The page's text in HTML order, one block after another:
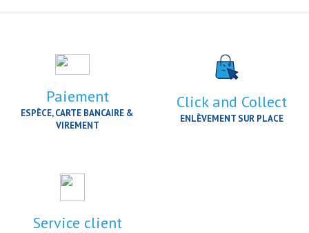
Paiement
ESPÈCE, CARTE BANCAIRE &
VIREMENT
Click and Collect
ENLÈVEMENT SUR PLACE
Service client